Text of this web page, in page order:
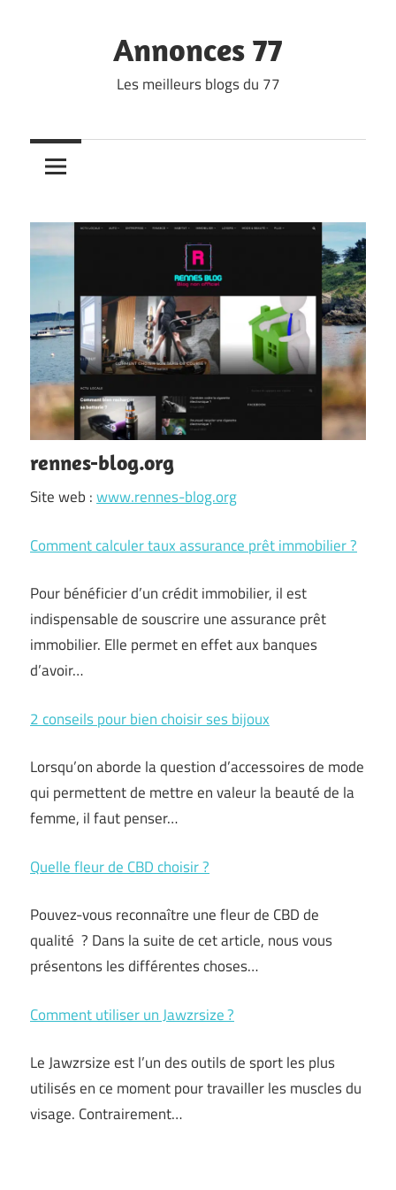
Annonces 77
Les meilleurs blogs du 77
rennes-blog.org
Site web :www.rennes-blog.org
Comment calculer taux assurance prêt immobilier ?
Pour bénéficier d’un crédit immobilier, il est
indispensable de souscrire une assurance prêt
immobilier. Elle permet en effet aux banques
d’avoir…
2 conseils pour bien choisir ses bijoux
Lorsqu’on aborde la question d’accessoires de mode
qui permettent de mettre en valeur la beauté de la
femme, il faut penser…
Quelle fleur de CBD choisir ?
Pouvez-vous reconnaître une fleur de CBD de
qualité ? Dans la suite de cet article, nous vous
présentons les différentes choses…
Comment utiliser un Jawzrsize ?
Le Jawzrsize est l’un des outils de sport les plus
utilisés en ce moment pour travailler les muscles du
visage. Contrairement…